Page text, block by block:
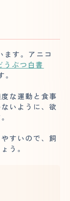
ます。アニコ
うぶつ白書
な運動と食事
いように、欲
すいので、飼
う。